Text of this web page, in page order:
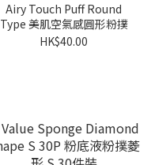
Airy Touch Puff Round
Type 美肌空氣感圓形粉撲
HK$40.00